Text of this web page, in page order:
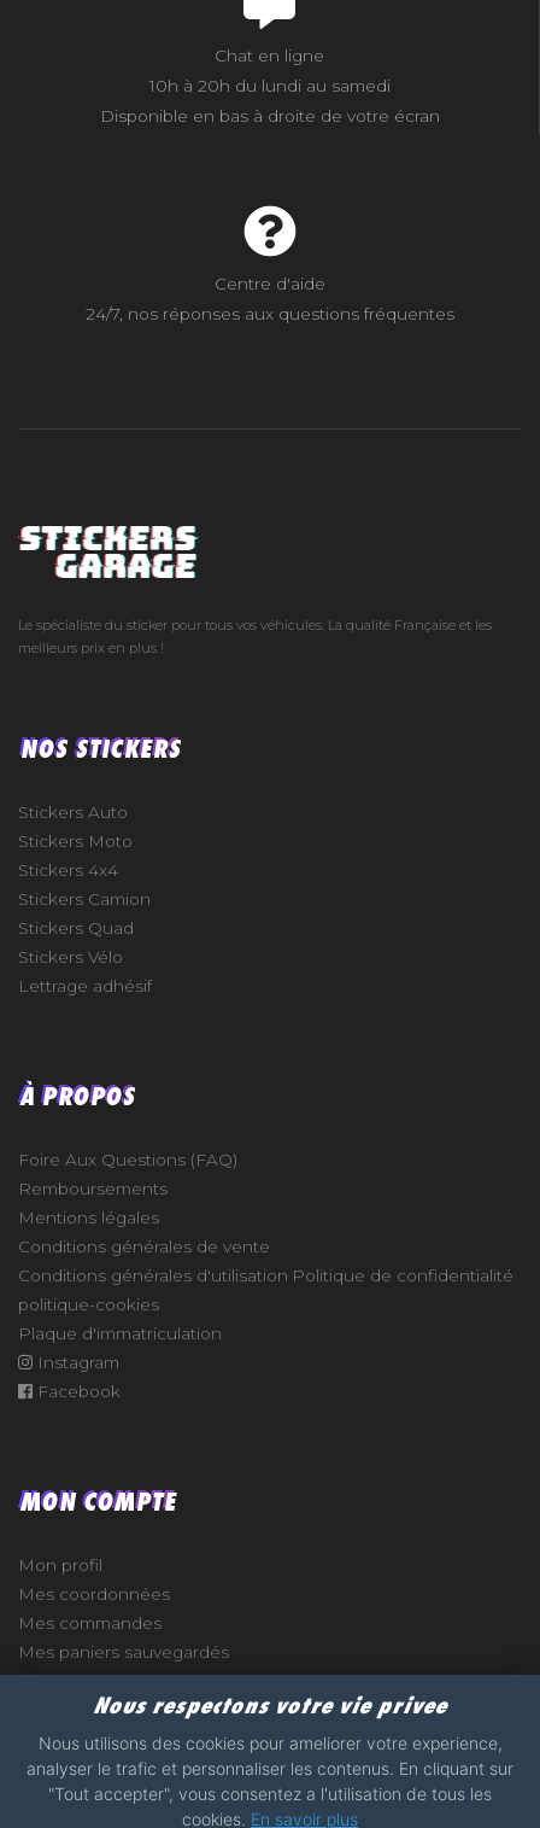
Chat en ligne
10h à 20h du lundi au samedi
Disponible en bas à droite de votre écran
Centre d'aide
24/7, nos réponses aux questions fréquentes
Le spécialiste du sticker pour tous vos véhicules. La qualité Française et les
meilleurs prix en plus !
NOS STICKERS
Stickers Auto
Stickers Moto
Stickers 4x4
Stickers Camion
Stickers Quad
Stickers Vélo
Lettrage adhésif
À PROPOS
Foire Aux Questions (FAQ)
Remboursements
Mentions légales
Conditions générales de vente
Conditions générales d'utilisation Politique de confidentialité
politique-cookies
Plaque d'immatriculation
Instagram
Facebook
MON COMPTE
Mon profil
Mes coordonnées
Mes commandes
Mes paniers sauvegardés
2017 - 2026 - STICKERS-GARAGE.COM - MADE WITH
Nous respectons votre vie privee
Nous utilisons des cookies pour ameliorer votre experience,
analyser le trafic et personnaliser les contenus. En cliquant sur
"Tout accepter", vous consentez a l'utilisation de tous les
cookies. En savoir plus